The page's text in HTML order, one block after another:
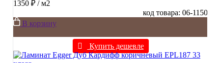
1350 ₽ / м2
код товара: 06-1150
В корзину
Купить дешевле